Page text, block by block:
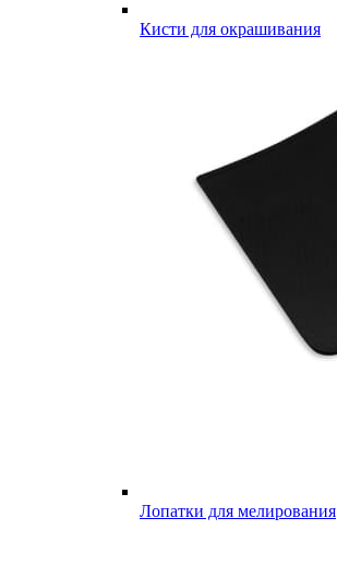
Кисти для окрашивания
Лопатки для мелирования